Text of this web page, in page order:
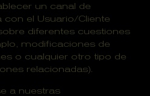
un canal de
el Usuario/Cliente
diferentes cuestiones
modificaciones de
o cualquier otro tipo de
relacionadas).
a nuestras